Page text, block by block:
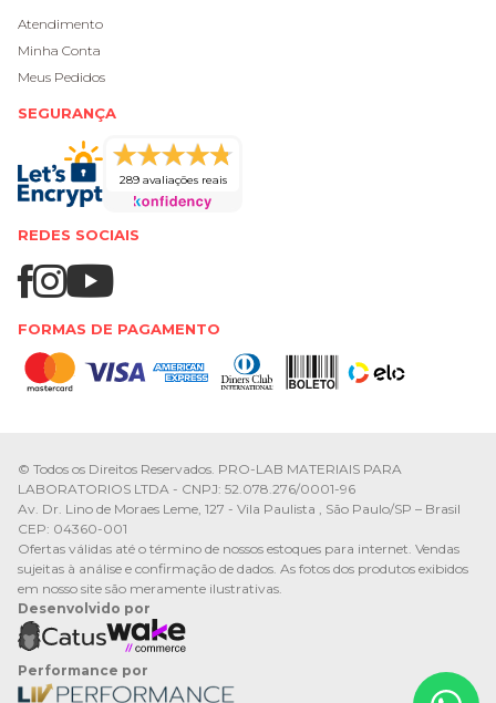
Atendimento
Minha Conta
Meus Pedidos
SEGURANÇA
289 avaliações reais
REDES SOCIAIS
FORMAS DE PAGAMENTO
© Todos os Direitos Reservados. PRO-LAB MATERIAIS PARA
LABORATORIOS LTDA - CNPJ: 52.078.276/0001-96
Av. Dr. Lino de Moraes Leme, 127 - Vila Paulista , São Paulo/SP – Brasil
CEP: 04360-001
Ofertas válidas até o término de nossos estoques para internet. Vendas
sujeitas à análise e confirmação de dados. As fotos dos produtos exibidos
em nosso site são meramente ilustrativas.
Desenvolvido por
Performance por